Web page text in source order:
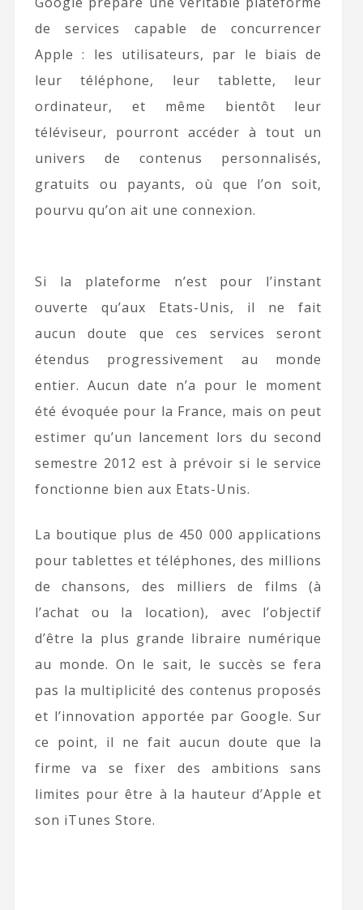
de services capable de concurrencer
Apple : les utilisateurs, par le biais de
leur téléphone, leur tablette, leur
ordinateur, et même bientôt leur
téléviseur, pourront accéder à tout un
univers de contenus personnalisés,
gratuits ou payants, où que l’on soit,
pourvu qu’on ait une connexion.
Si la plateforme n’est pour l’instant
ouverte qu’aux Etats-Unis, il ne fait
aucun doute que ces services seront
étendus progressivement au monde
entier. Aucun date n’a pour le moment
été évoquée pour la France, mais on peut
estimer qu’un lancement lors du second
semestre 2012 est à prévoir si le service
fonctionne bien aux Etats-Unis.
La boutique plus de 450 000 applications
pour tablettes et téléphones, des millions
de chansons, des milliers de films (à
l’achat ou la location), avec l’objectif
d’être la plus grande libraire numérique
au monde. On le sait, le succès se fera
pas la multiplicité des contenus proposés
et l’innovation apportée par Google. Sur
ce point, il ne fait aucun doute que la
firme va se fixer des ambitions sans
limites pour être à la hauteur d’Apple et
son iTunes Store.